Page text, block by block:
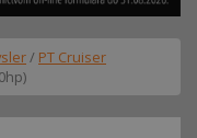
/ PT Cruiser